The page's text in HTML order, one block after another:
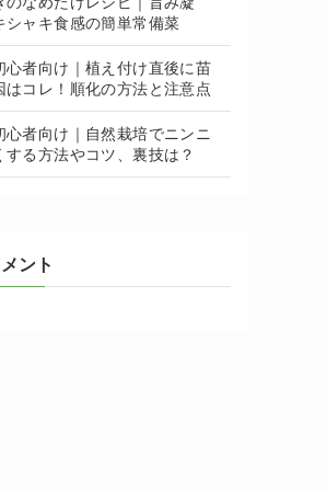
シャキ食感の簡単常備菜
心者向け｜植え付け直後に苗
はコレ！順化の方法と注意点
心者向け｜自然栽培でニンニ
する方法やコツ、裏技は？
ント